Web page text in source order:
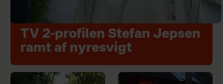
TV 2-profilen Stefan Jepsen
ramt af nyresvigt